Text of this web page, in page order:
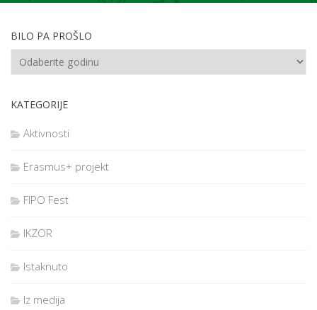
BILO PA PROŠLO
KATEGORIJE
Aktivnosti
Erasmus+ projekt
FIPO Fest
IKZOR
Istaknuto
Iz medija